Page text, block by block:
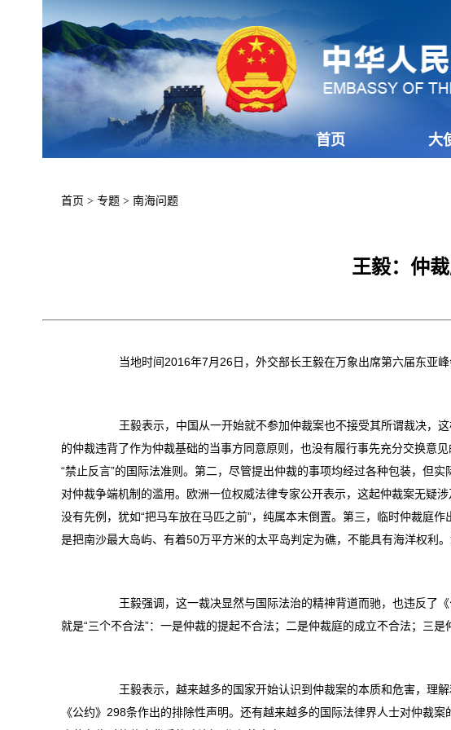
首页 大
首页 > 专题 > 南海问题
王毅：仲
当地时间2016年7月26日，外交部长王毅在万象出席第六届东亚峰
王毅表示，中国从一开始就不参加仲裁案也不接受其所谓裁决，这
的仲裁违背了作为仲裁基础的当事方同意原则，也没有履行事先充分交换意
“禁止反言”的国际法准则。第二，尽管提出仲裁的事项均经过各种包装，但
对仲裁争端机制的滥用。欧洲一位权威法律专家公开表示，这起仲裁案无疑
没有先例，犹如“把马车放在马匹之前”，纯属本末倒置。第三，临时仲裁庭
是把南沙最大岛屿、有着50万平方米的太平岛判定为礁，不能具有海洋权利
王毅强调，这一裁决显然与国际法治的精神背道而驰，也违反了《
就是“三个不合法”：一是仲裁的提起不合法；二是仲裁庭的成立不合法；三
王毅表示，越来越多的国家开始认识到仲裁案的本质和危害，理解
《公约》298条作出的排除性声明。还有越来越多的国际法律界人士对仲裁